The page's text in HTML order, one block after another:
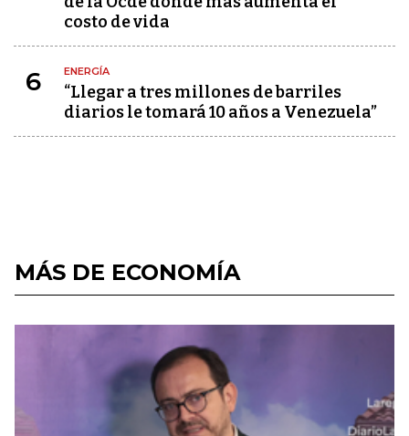
costo de vida
6 ENERGÍA
“Llegar a tres millones de barriles
diarios le tomará 10 años a Venezuela”
MÁS DE ECONOMÍA